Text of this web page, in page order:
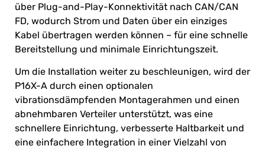
über Plug-and-Play-Konnektivität nach CAN/CAN
FD, wodurch Strom und Daten über ein einziges
Kabel übertragen werden können – für eine schnelle
Bereitstellung und minimale Einrichtungszeit.
Um die Installation weiter zu beschleunigen, wird der
P16X-A durch einen optionalen
vibrationsdämpfenden Montagerahmen und einen
abnehmbaren Verteiler unterstützt, was eine
schnellere Einrichtung, verbesserte Haltbarkeit und
eine einfachere Integration in einer Vielzahl von